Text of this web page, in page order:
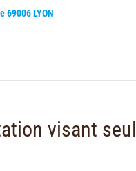
69006 LYON
visant